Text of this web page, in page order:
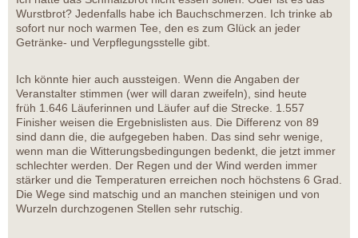
Wurstbrot? Jedenfalls habe ich Bauchschmerzen. Ich trinke ab
sofort nur noch warmen Tee, den es zum Glück an jeder
Getränke- und Verpflegungsstelle gibt.
Ich könnte hier auch aussteigen. Wenn die Angaben der
Veranstalter stimmen (wer will daran zweifeln), sind heute
früh 1.646 Läuferinnen und Läufer auf die Strecke. 1.557
Finisher weisen die Ergebnislisten aus. Die Differenz von 89
sind dann die, die aufgegeben haben. Das sind sehr wenige,
wenn man die Witterungsbedingungen bedenkt, die jetzt immer
schlechter werden. Der Regen und der Wind werden immer
stärker und die Temperaturen erreichen noch höchstens 6 Grad.
Die Wege sind matschig und an manchen steinigen und von
Wurzeln durchzogenen Stellen sehr rutschig.